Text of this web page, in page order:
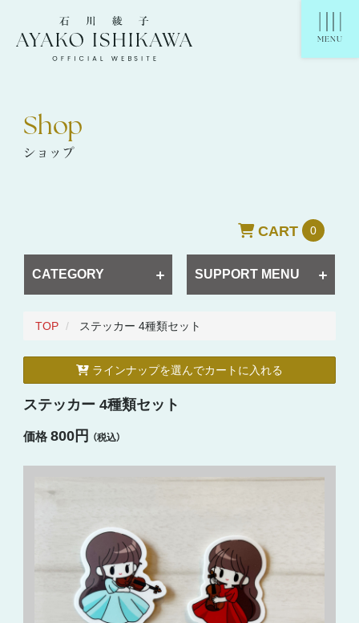
石川綾子 Ayako Ishikawa Official Website
MENU
Shop
ショップ
CART 0
CATEGORY SUPPORT MENU
TOP ステッカー 4種類セット
ラインナップを選んでカートに入れる
ステッカー 4種類セット
価格 800円 （税込）